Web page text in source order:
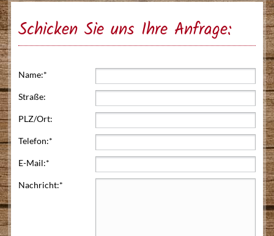
Schicken Sie uns Ihre Anfrage:
Name:*
Straße:
PLZ/Ort:
Telefon:*
E-Mail:*
Nachricht:*